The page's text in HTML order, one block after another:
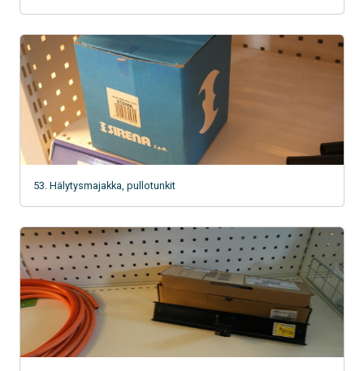
53. Hälytysmajakka, pullotunkit